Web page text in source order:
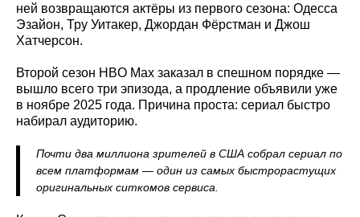
ней возвращаются актёры из первого сезона: Одесса
Эзайон, Тру Уитакер, Джордан Фёрстман и Джош
Хатчерсон.
Второй сезон HBO Max заказал в спешном порядке —
вышло всего три эпизода, а продление объявили уже
в ноябре 2025 года. Причина проста: сериал быстро
набирал аудиторию.
Почти два миллиона зрителей в США собрал сериал по
всем платформам — один из самых быстрорастущих
оригинальных ситкомов сервиса.